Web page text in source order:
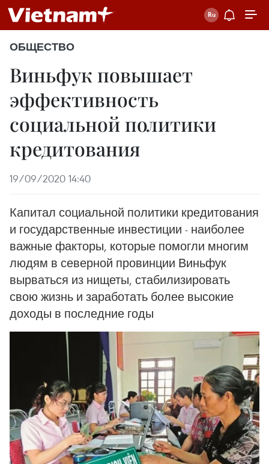
ОБЩЕСТВО
Виньфук повышает
эффективность
социальной политики
кредитования
19/09/2020 14:40
Капитал социальной политики кредитования
и государственные инвестиции - наиболее
важные факторы, которые помогли многим
людям в северной провинции Виньфук
вырваться из нищеты, стабилизировать
свою жизнь и заработать более высокие
доходы в последние годы